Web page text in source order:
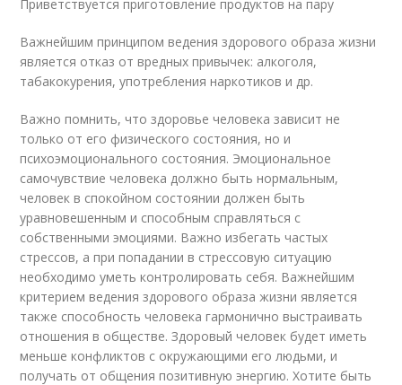
Приветствуется приготовление продуктов на пару
Важнейшим принципом ведения здорового образа жизни
является отказ от вредных привычек: алкоголя,
табакокурения, употребления наркотиков и др.
Важно помнить, что здоровье человека зависит не
только от его физического состояния, но и
психоэмоционального состояния. Эмоциональное
самочувствие человека должно быть нормальным,
человек в спокойном состоянии должен быть
уравновешенным и способным справляться с
собственными эмоциями. Важно избегать частых
стрессов, а при попадании в стрессовую ситуацию
необходимо уметь контролировать себя. Важнейшим
критерием ведения здорового образа жизни является
также способность человека гармонично выстраивать
отношения в обществе. Здоровый человек будет иметь
меньше конфликтов с окружающими его людьми, и
получать от общения позитивную энергию. Хотите быть